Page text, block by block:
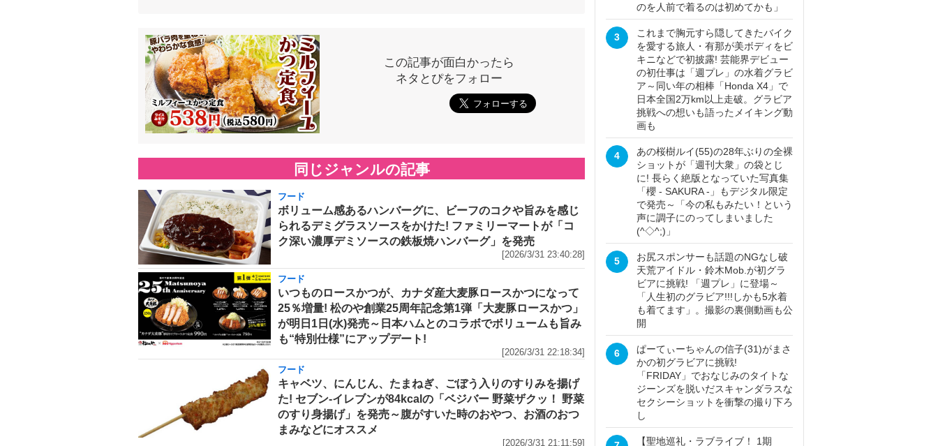
この記事が面白かったら
ネタとぴをフォロー
同じジャンルの記事
フード
ボリューム感あるハンバーグに、ビーフのコクや旨みを感じ
られるデミグラスソースをかけた! ファミリーマートが「コ
ク深い濃厚デミソースの鉄板焼ハンバーグ」を発売
[2026/3/31 23:40:28]
フード
いつものロースかつが、カナダ産大麦豚ロースかつになって
25％増量! 松のや創業25周年記念第1弾「大麦豚ロースかつ」
が明日1日(水)発売～日本ハムとのコラボでボリュームも旨み
も“特別仕様”にアップデート!
[2026/3/31 22:18:34]
フード
キャベツ、にんじん、たまねぎ、ごぼう入りのすりみを揚げ
た! セブン‐イレブンが84kcalの「ベジバー 野菜ザクッ！ 野菜
のすり身揚げ」を発売～腹がすいた時のおやつ、お酒のおつ
まみなどにオススメ
[2026/3/31 21:11:59]
のを人前で着るのは初めてかも」
3
これまで胸元すら隠してきたバイク
を愛する旅人・有那が美ボディをビ
キニなどで初披露! 芸能界デビュー
の初仕事は「週プレ」の水着グラビ
ア～同い年の相棒「Honda X4」で
日本全国2万km以上走破。グラビア
挑戦への想いも語ったメイキング動
画も
4
あの桜樹ルイ(55)の28年ぶりの全裸
ショットが「週刊大衆」の袋とじ
に! 長らく絶版となっていた写真集
「櫻 - SAKURA -」もデジタル限定
で発売～「今の私もみたい！という
声に調子にのってしまいました
(^◇^;)」
5
お尻スポンサーも話題のNGなし破
天荒アイドル・鈴木Mob.が初グラ
ビアに挑戦! 「週プレ」に登場～
「人生初のグラビア!!!しかも5水着
も着てます」。撮影の裏側動画も公
開
6
ぱーてぃーちゃんの信子(31)がまさ
かの初グラビアに挑戦!
「FRIDAY」でおなじみのタイトな
ジーンズを脱いだスキャンダラスな
セクシーショットを衝撃の撮り下ろ
し
【聖地巡礼・ラブライブ！ 1期